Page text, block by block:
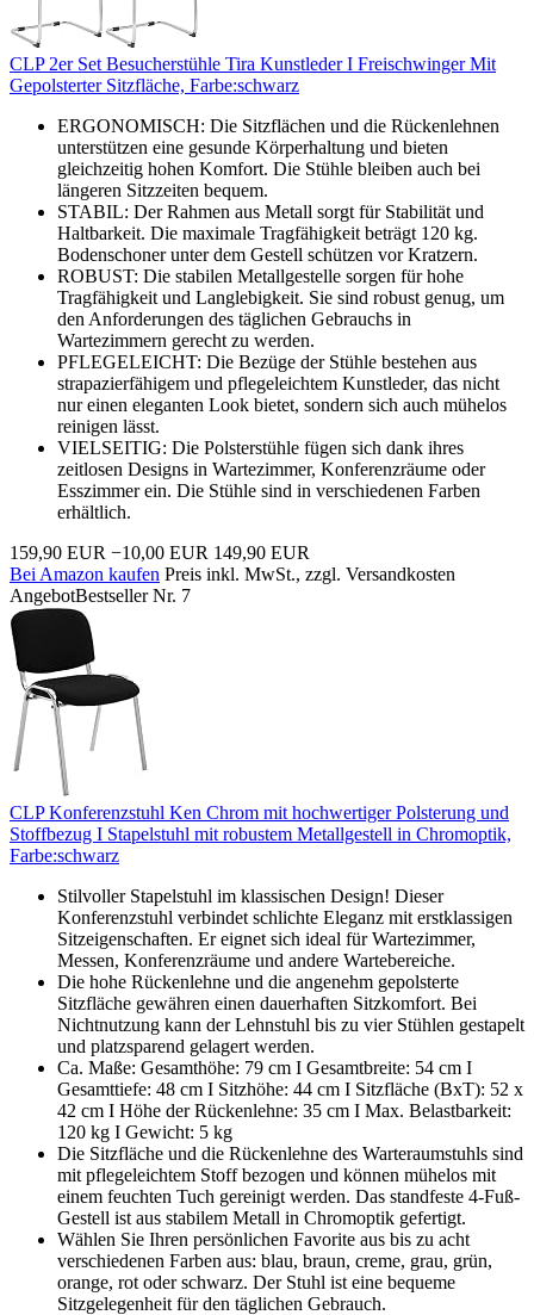
CLP 2er Set Besucherstühle Tira Kunstleder I Freischwinger Mit
Gepolsterter Sitzfläche, Farbe:schwarz
ERGONOMISCH: Die Sitzflächen und die Rückenlehnen
unterstützen eine gesunde Körperhaltung und bieten
gleichzeitig hohen Komfort. Die Stühle bleiben auch bei
längeren Sitzzeiten bequem.
STABIL: Der Rahmen aus Metall sorgt für Stabilität und
Haltbarkeit. Die maximale Tragfähigkeit beträgt 120 kg.
Bodenschoner unter dem Gestell schützen vor Kratzern.
ROBUST: Die stabilen Metallgestelle sorgen für hohe
Tragfähigkeit und Langlebigkeit. Sie sind robust genug, um
den Anforderungen des täglichen Gebrauchs in
Wartezimmern gerecht zu werden.
PFLEGELEICHT: Die Bezüge der Stühle bestehen aus
strapazierfähigem und pflegeleichtem Kunstleder, das nicht
nur einen eleganten Look bietet, sondern sich auch mühelos
reinigen lässt.
VIELSEITIG: Die Polsterstühle fügen sich dank ihres
zeitlosen Designs in Wartezimmer, Konferenzräume oder
Esszimmer ein. Die Stühle sind in verschiedenen Farben
erhältlich.
159,90 EUR −10,00 EUR 149,90 EUR
Bei Amazon kaufen Preis inkl. MwSt., zzgl. Versandkosten
AngebotBestseller Nr. 7
CLP Konferenzstuhl Ken Chrom mit hochwertiger Polsterung und
Stoffbezug I Stapelstuhl mit robustem Metallgestell in Chromoptik,
Farbe:schwarz
Stilvoller Stapelstuhl im klassischen Design! Dieser
Konferenzstuhl verbindet schlichte Eleganz mit erstklassigen
Sitzeigenschaften. Er eignet sich ideal für Wartezimmer,
Messen, Konferenzräume und andere Wartebereiche.
Die hohe Rückenlehne und die angenehm gepolsterte
Sitzfläche gewähren einen dauerhaften Sitzkomfort. Bei
Nichtnutzung kann der Lehnstuhl bis zu vier Stühlen gestapelt
und platzsparend gelagert werden.
Ca. Maße: Gesamthöhe: 79 cm I Gesamtbreite: 54 cm I
Gesamttiefe: 48 cm I Sitzhöhe: 44 cm I Sitzfläche (BxT): 52 x
42 cm I Höhe der Rückenlehne: 35 cm I Max. Belastbarkeit:
120 kg I Gewicht: 5 kg
Die Sitzfläche und die Rückenlehne des Warteraumstuhls sind
mit pflegeleichtem Stoff bezogen und können mühelos mit
einem feuchten Tuch gereinigt werden. Das standfeste 4-Fuß-
Gestell ist aus stabilem Metall in Chromoptik gefertigt.
Wählen Sie Ihren persönlichen Favorite aus bis zu acht
verschiedenen Farben aus: blau, braun, creme, grau, grün,
orange, rot oder schwarz. Der Stuhl ist eine bequeme
Sitzgelegenheit für den täglichen Gebrauch.